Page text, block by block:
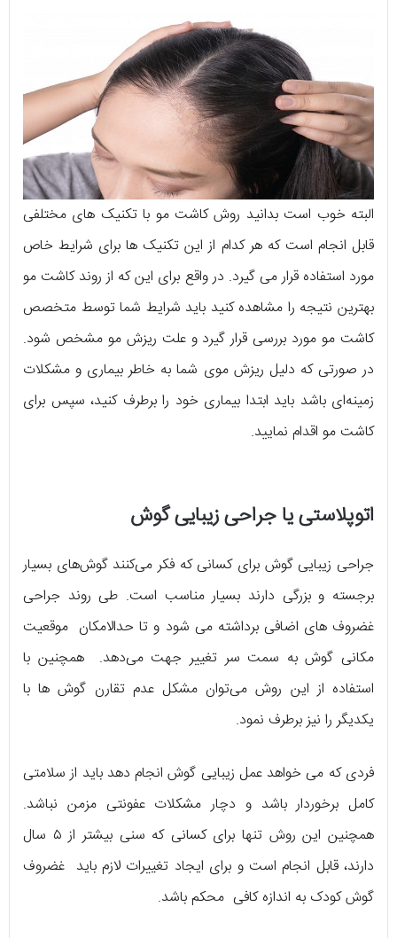
البته خوب است بدانید روش کاشت مو با تکنیک های مختلفی
قابل انجام است که هر کدام از این تکنیک ها برای شرایط خاص
مورد استفاده قرار می گیرد. در واقع برای این که از روند کاشت مو
بهترین نتیجه را مشاهده کنید باید شرایط شما توسط متخصص
کاشت مو مورد بررسی قرار گیرد و علت ریزش مو مشخص شود.
در صورتی که دلیل ریزش موی شما به خاطر بیماری و مشکلات
زمینه‌ای باشد باید ابتدا بیماری خود را برطرف کنید، سپس برای
کاشت مو اقدام نمایید.
اتوپلاستی یا جراحی زیبایی گوش
جراحی زیبایی گوش برای کسانی که فکر می‌کنند گوش‌های بسیار
برجسته و بزرگی دارند بسیار مناسب است. طی روند جراحی
غضروف های اضافی برداشته می شود و تا حدالامکان موقعیت
مکانی گوش به سمت سر تغییر جهت می‌دهد. همچنین با
استفاده از این روش می‌توان مشکل عدم تقارن گوش ها با
یکدیگر را نیز برطرف نمود.
فردی که می خواهد عمل زیبایی گوش انجام دهد باید از سلامتی
کامل برخوردار باشد و دچار مشکلات عفونتی مزمن نباشد.
همچنین این روش تنها برای کسانی که سنی بیشتر از ۵ سال
دارند، قابل انجام است و برای ایجاد تغییرات لازم باید غضروف
گوش کودک به اندازه کافی محکم باشد.